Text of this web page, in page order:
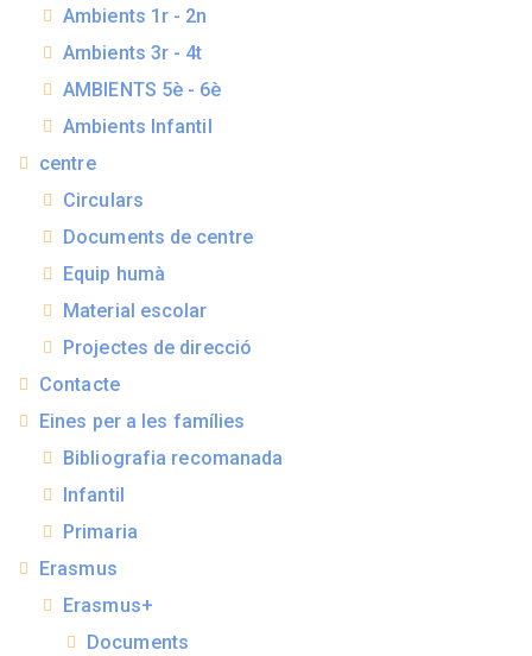
Ambients 1r - 2n
Ambients 3r - 4t
AMBIENTS 5è - 6è
Ambients Infantil
centre
Circulars
Documents de centre
Equip humà
Material escolar
Projectes de direcció
Contacte
Eines per a les famílies
Bibliografia recomanada
Infantil
Primaria
Erasmus
Erasmus+
Documents